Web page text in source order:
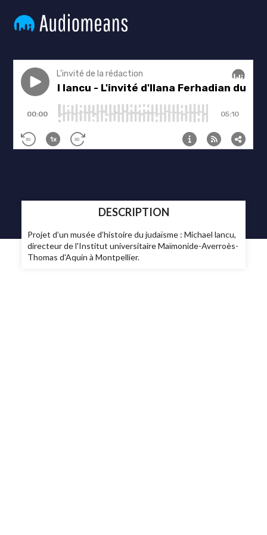
DESCRIPTION
Projet d’un musée d’histoire du judaïsme : Michael lancu,
directeur de l'Institut universitaire Maïmonide-Averroès-
Thomas d'Aquin à Montpellier.